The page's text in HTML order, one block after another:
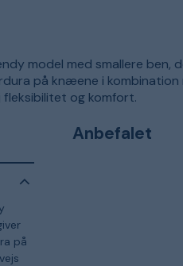
model med smallere ben,
på knæene i
og komfort.
på
Anbefalet